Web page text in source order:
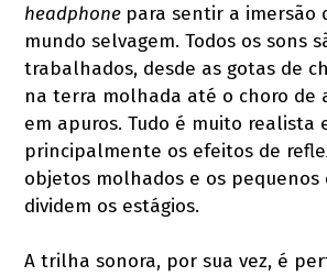
headphone para sentir a imersão
mundo selvagem. Todos os sons
trabalhados, desde as gotas de
na terra molhada até o choro de
em apuros. Tudo é muito realista
principalmente os efeitos de
objetos molhados e os pequenos
dividem os estágios.
A trilha sonora, por sua vez, é